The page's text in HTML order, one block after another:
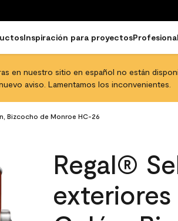
Inspiración para proyectos
en nuestro sitio en español no están
aviso. Lamentamos los inconvenientes.
Bizcocho de Monroe HC-26
Regal®